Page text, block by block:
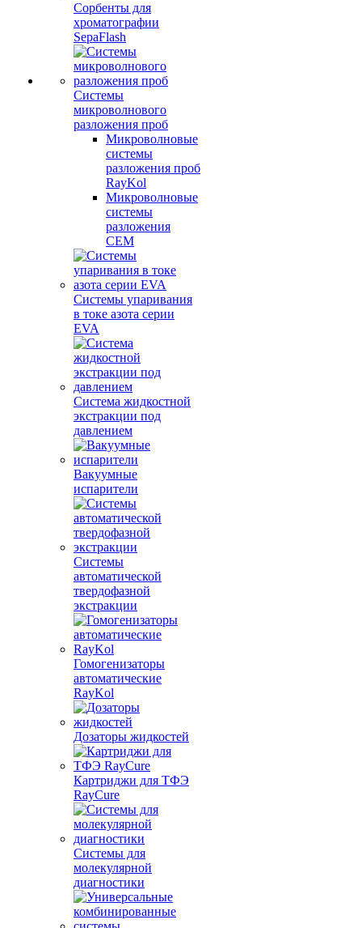
Сорбенты для
хроматографии
SepaFlash
Системы
микроволнового
разложения проб
Микроволновые
системы
разложения проб
RayKol
Микроволновые
системы
разложения
CEM
Системы упаривания
в токе азота серии
EVA
Система жидкостной
экстракции под
давлением
Вакуумные
испарители
Системы
автоматической
твердофазной
экстракции
Гомогенизаторы
автоматические
RayKol
Дозаторы жидкостей
Картриджи для ТФЭ
RayCure
Системы для
молекулярной
диагностики